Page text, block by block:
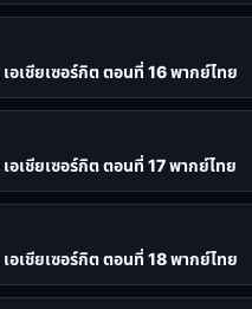
อเชียเซอร์กิต ตอนที่ 16 พากย์ไทย
อเชียเซอร์กิต ตอนที่ 17 พากย์ไทย
อเชียเซอร์กิต ตอนที่ 18 พากย์ไทย